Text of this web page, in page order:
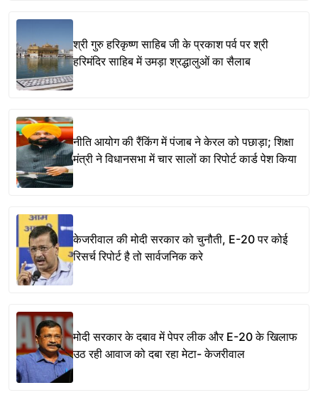
श्री गुरु हरिकृष्ण साहिब जी के प्रकाश पर्व पर श्री
हरिमंदिर साहिब में उमड़ा श्रद्धालुओं का सैलाब
नीति आयोग की रैंकिंग में पंजाब ने केरल को पछाड़ा; शिक्षा
मंत्री ने विधानसभा में चार सालों का रिपोर्ट कार्ड पेश किया
केजरीवाल की मोदी सरकार को चुनौती, E-20 पर कोई
रिसर्च रिपोर्ट है तो सार्वजनिक करे
मोदी सरकार के दबाव में पेपर लीक और E-20 के खिलाफ
उठ रही आवाज को दबा रहा मेटा- केजरीवाल